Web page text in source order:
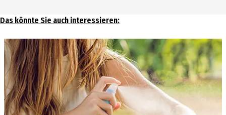
Das könnte Sie auch interessieren: